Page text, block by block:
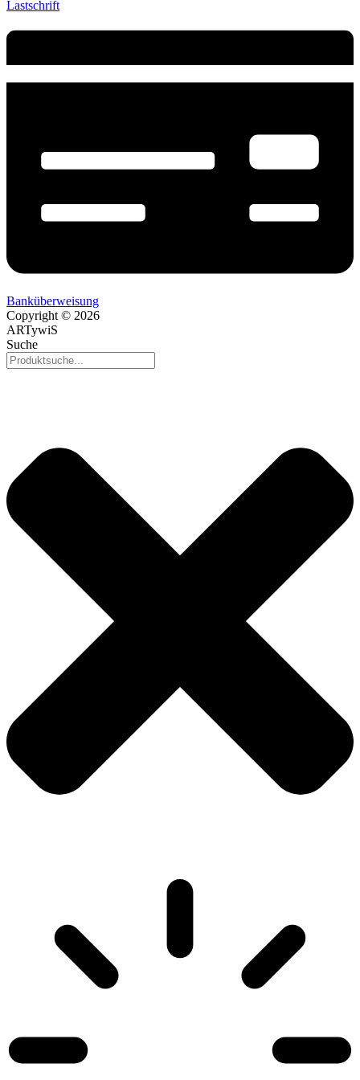
Lastschrift
Banküberweisung
Copyright © 2026
ARTywiS
Suche